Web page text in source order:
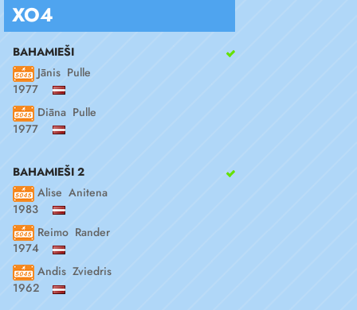
XO4
BAHAMIEŠI
Jānis Pulle
1977
Diāna Pulle
1977
BAHAMIEŠI 2
Alise Anitena
1983
Reimo Rander
1974
Andis Zviedris
1962